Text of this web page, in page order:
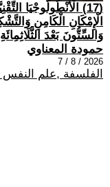
(17) الْأَنْطُولُوجْيَا
الْإِمْكَانِ الْكَامِنِ
وَالسِّتُّونَ بَعْدَ
حمودة المعناوي
2026 / 8 / 7
الفلسفة ,علم النفس